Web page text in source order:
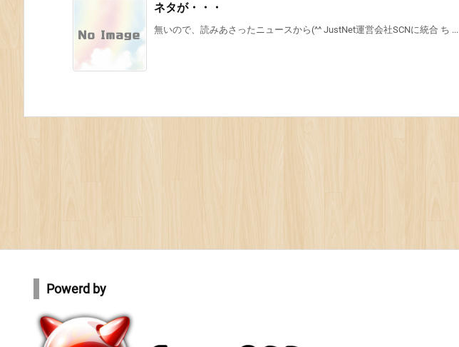
ネタが・・・
無いので、読みあさったニュースから(^^ JustNet運営会社SCNに統合 ち ...
Powerd by